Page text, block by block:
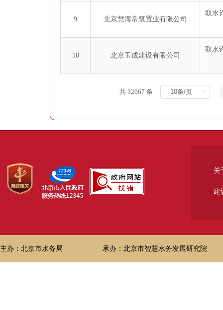
9 北京慧海常筑置业有限公司
取水
10 北京玉成建设有限公司
取水
共 32067 条
关
建
主办：北京市水务局 承办：北京市智慧水务发展研究院